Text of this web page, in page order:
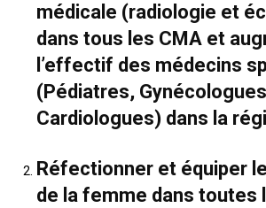
médicale (radiologie et
dans tous les CMA et
l’effectif des médecins
(Pédiatres,
Cardiologues) dans la
Réfectionner et équiper
de la femme dans toutes